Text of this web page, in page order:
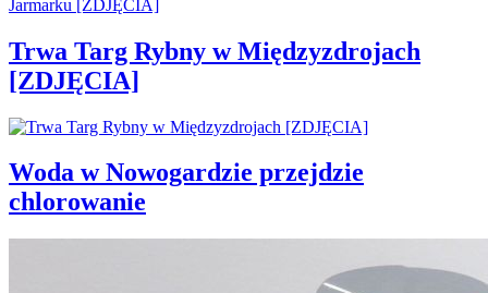
Trwa Targ Rybny w Międzyzdrojach
[ZDJĘCIA]
Woda w Nowogardzie przejdzie
chlorowanie